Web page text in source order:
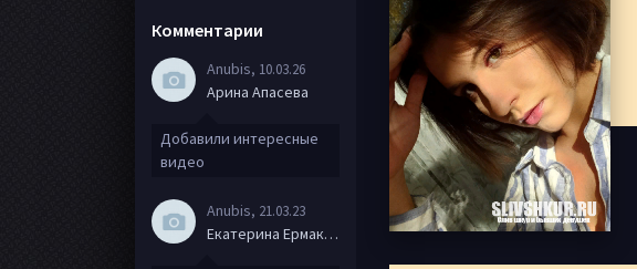
Комментарии
Anubis, 10.03.26
Арина Апасева
Добавили интересные
видео
Anubis, 21.03.23
Екатерина Ермакова